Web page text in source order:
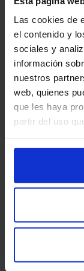
Las cookies de
el contenido y
sociales y
información
nuestros
web, quienes
que les haya
partir del uso
El uso por
aplicación de la
a laPolítica de